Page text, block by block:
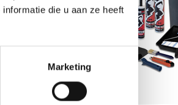
die u aan ze heeft
Marketing